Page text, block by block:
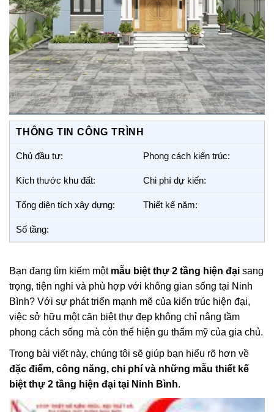
THÔNG TIN CÔNG TRÌNH
Chủ đầu tư: Phong cách kiến trúc:
Kích thước khu đất: Chi phí dự kiến:
Tổng diện tích xây dựng: Thiết kế năm:
Số tầng:
Bạn đang tìm kiếm một mẫu biệt thự 2 tầng hiện đại sang
trọng, tiện nghi và phù hợp với không gian sống tại Ninh
Bình? Với sự phát triển mạnh mẽ của kiến trúc hiện đại,
việc sở hữu một căn biệt thự đẹp không chỉ nâng tầm
phong cách sống mà còn thể hiện gu thẩm mỹ của gia chủ.
Trong bài viết này, chúng tôi sẽ giúp bạn hiểu rõ hơn về
đặc điểm, công năng, chi phí và những mẫu thiết kế
biệt thự 2 tầng hiện đại tại Ninh Bình.